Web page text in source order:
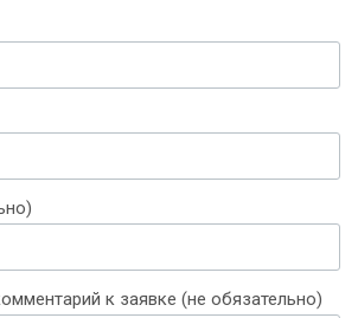
к заявке (не обязательно)